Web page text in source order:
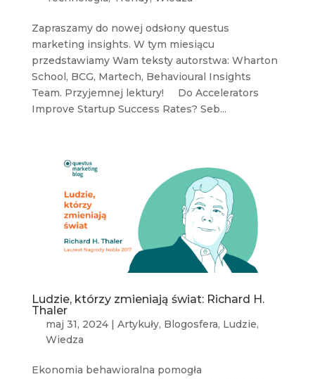
Zapraszamy do nowej odsłony questus
marketing insights. W tym miesiącu
przedstawiamy Wam teksty autorstwa: Wharton
School, BCG, Martech, Behavioural Insights
Team. Przyjemnej lektury! Do Accelerators
Improve Startup Success Rates? Seb...
Ludzie, którzy zmieniają świat: Richard H.
Thaler
maj 31, 2024| Artykuły, Blogosfera, Ludzie,
Wiedza
Ekonomia behawioralna pomogła